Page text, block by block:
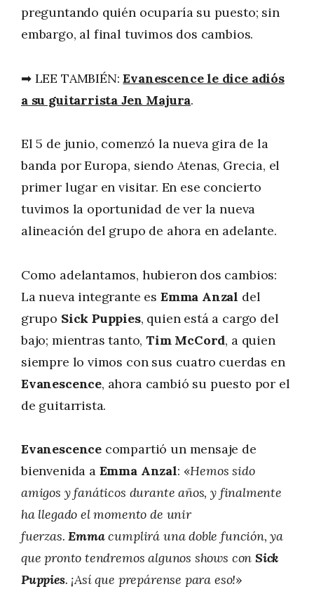
preguntando quién ocuparía su puesto; sin
embargo, al final tuvimos dos cambios.
➡ LEE TAMBIÉN:Evanescence le dice adiós
a su guitarrista Jen Majura.
El 5 de junio, comenzó la nueva gira de la
banda por Europa, siendo Atenas, Grecia, el
primer lugar en visitar. En ese concierto
tuvimos la oportunidad de ver la nueva
alineación del grupo de ahora en adelante.
Como adelantamos, hubieron dos cambios:
La nueva integrante es Emma Anzal del
grupo Sick Puppies, quien está a cargo del
bajo; mientras tanto,Tim McCord, a quien
siempre lo vimos con sus cuatro cuerdas en
Evanescence, ahora cambió su puesto por el
de guitarrista.
Evanescence compartió un mensaje de
bienvenida a Emma Anzal: «Hemos sido
amigos y fanáticos durante años, y finalmente
ha llegado el momento de unir
fuerzas.Emmacumplirá una doble función, ya
que pronto tendremos algunos shows con Sick
Puppies. ¡Así que prepárense para eso!»